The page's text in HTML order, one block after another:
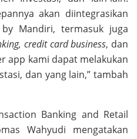
akan diintegrasikan
Mandiri, termasuk juga
credit card business, dan
app kami dapat melakukan
dan yang lain,” tambah
Banking and Retail
Wahyudi mengatakan